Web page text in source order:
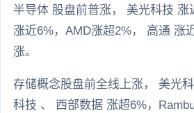
半导体 股盘前普涨， 美光科技 涨
涨近6%，AMD涨超2%， 高通 涨
涨。
存储概念股盘前全线上涨， 美光
科技 、 西部数据 涨超6%，